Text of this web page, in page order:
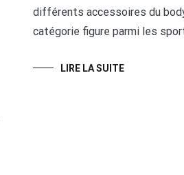
différents accessoires du
catégorie figure parmi les
LIRE LA SUITE